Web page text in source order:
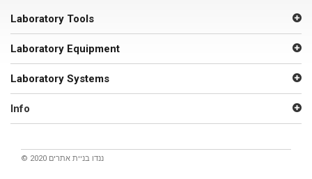
Laboratory Tools
Laboratory Equipment
© 2020 ננדו בניית אתרים
Laboratory Systems
Info